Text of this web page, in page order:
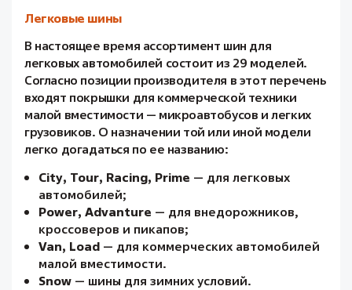
Легковые шины
В настоящее время ассортимент шин для
легковых автомобилей состоит из 29 моделей.
Согласно позиции производителя в этот перечень
входят покрышки для коммерческой техники
малой вместимости — микроавтобусов и легких
грузовиков. О назначении той или иной модели
легко догадаться по ее названию:
City, Tour, Racing, Prime — для легковых
автомобилей;
Power, Advanture — для внедорожников,
кроссоверов и пикапов;
Van, Load — для коммерческих автомобилей
малой вместимости.
Snow — шины для зимних условий.